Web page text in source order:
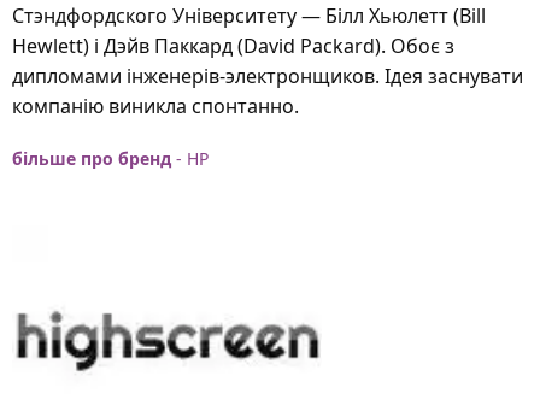
Стэндфордского Університету — Білл Хьюлетт (Bill
Hewlett) і Дэйв Паккард (David Packard). Обоє з
дипломами інженерів-электронщиков. Ідея заснувати
компанію виникла спонтанно.
більше про бренд - HP